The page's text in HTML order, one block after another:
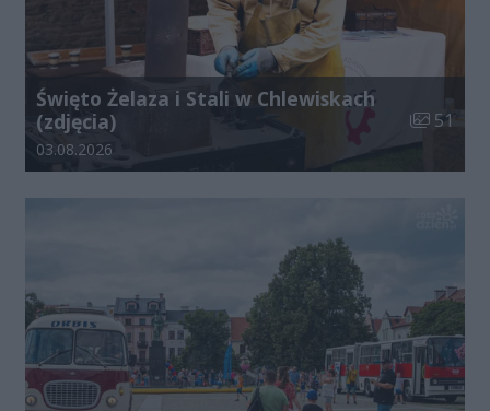
Święto Żelaza i Stali w Chlewiskach
(zdjęcia)
Liczba
51
Data dodania galerii:
03.08.2026